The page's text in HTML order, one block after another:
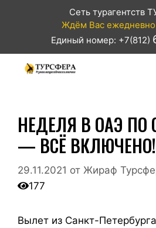
Сеть турагентств
Ждём Вас ежедневно
Единый номер: +7(812)
НЕДЕЛЯ В ОАЭ ПО
— ВСЁ ВКЛЮЧЕНО!
29.11.2021 от Жираф
177
Вылет из Санкт-